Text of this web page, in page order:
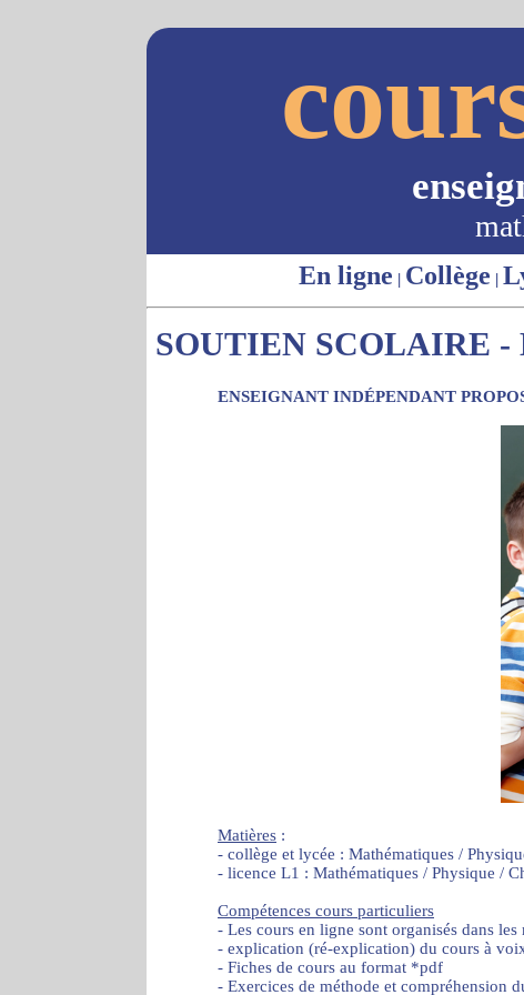
En ligne | Collège |
SOUTIEN SCOLAIRE
ENSEIGNANT INDÉPENDANT
Matières :
- collège et lycée : Mathématiques /
- licence L1 : Mathématiques / Physique /
Compétences cours particuliers
- Les cours en ligne sont organisés dans
- explication (ré-explication) du cours à
- Fiches de cours au format *pdf
- Exercices de méthode et compréhension